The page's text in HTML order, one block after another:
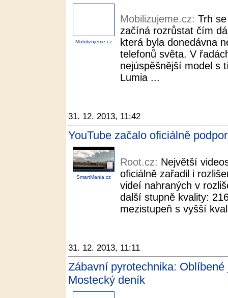
Mobilizujeme.cz
Mobilizujeme.cz: Trh
začíná rozrůstat čím
která byla donedávna
telefonů světa. V
nejúspěšnější model s
Lumia ...
31. 12. 2013, 11:42
YouTube začalo oficiálně
SmartMania.cz
Root.cz: Největší
oficiálně zařadil i
videí nahraných v
další stupně kvality:
mezistupeň s vyšší
31. 12. 2013, 11:11
Zábavní pyrotechnika:
Mostecký deník